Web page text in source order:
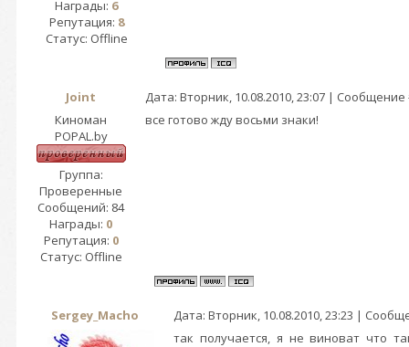
Награды: 6
Репутация: 8
Статус: Offline
Joint
Дата: Вторник, 10.08.2010, 23:07 |
Киноман
POPAL.by
Группа:
Проверенные
Сообщений: 84
Награды: 0
Репутация: 0
Статус: Offline
все готово жду восьми знаки!
Sergey_Macho Дата: Вторник, 10.08.2010, 23:23 |
так получается, я не виноват что